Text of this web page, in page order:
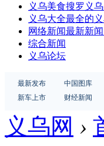
义乌美食搜罗义
义乌大全最全的
网络新闻最新新
综合新闻
义乌论坛
最新发布 中国图库
新车上市
财经新闻
义乌网 ›